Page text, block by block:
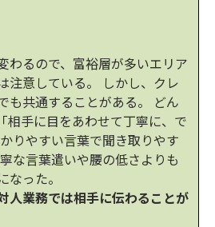
わるので、富裕層が多いエリア
注意している。 しかし、クレ
も共通することがある。 どん
相手に目をあわせて丁寧に、で
りやすい言葉で聞き取りやす
な言葉遣いや腰の低さよりも
った。
人業務では相手に伝わることが